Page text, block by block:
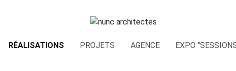
RÉALISATIONS PROJETS AGENCE EXPO